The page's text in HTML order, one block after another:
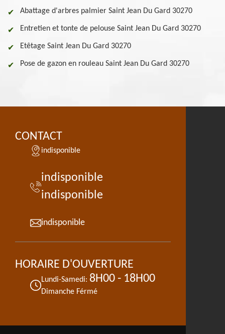
Abattage d'arbres palmier Saint Jean Du Gard 30270
Entretien et tonte de pelouse Saint Jean Du Gard 30270
Etêtage Saint Jean Du Gard 30270
Pose de gazon en rouleau Saint Jean Du Gard 30270
CONTACT
indisponible
indisponible
indisponible
indisponible
HORAIRE D'OUVERTURE
Lundi-Samedi: 8H00 - 18H00
Dimanche Férmé